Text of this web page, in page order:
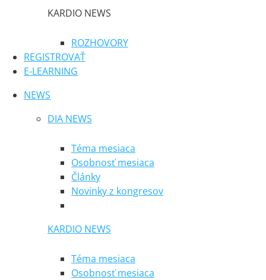
KARDIO NEWS
ROZHOVORY
REGISTROVAŤ
E-LEARNING
NEWS
DIA NEWS
Téma mesiaca
Osobnosť mesiaca
Články
Novinky z kongresov
KARDIO NEWS
Téma mesiaca
Osobnosť mesiaca